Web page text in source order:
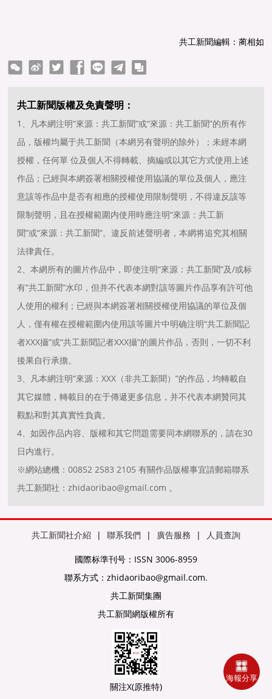
共工新聞編輯：蔺相如
linetelegram copy
共工新聞版權及免責聲明：
1、凡本網注明“來源：共工新聞”或“來源：共工新聞”的所有作
品，版權均屬于共工新聞（本網另有聲明的除外）；未經本網
授權，任何單 位及個人不得轉載、摘編或以其它方式使用上述
作品；已經與本網簽署相關授權使用協議的單位及個人，應注
意該等作品中是否有相應的授權使用限制聲明，不得違反該等
限制聲明，且在授權範圍内使用時應注明“來源：共工新
聞”或“來源：共工新聞”。違反前述聲明者，本網将追究其相關
法律責任。
2、本網所有的圖片作品中，即使注明“來源：共工新聞”及/或标
有“共工新聞”水印，但并不代表本網對該等圖片作品享有許可他
人使用的權利；已經與本網簽署相關授權使用協議的單位及個
人，僅有權在授權範圍内使用該等圖片中明确注明“共工新聞記
者XXX攝”或“共工新聞記者XXX攝”的圖片作品，否則，一切不利
後果自行承擔。
3、凡本網注明“來源：XXX（非共工新聞）”的作品，均轉載自
其它媒體，轉載目的在于傳遞更多信息，并不代表本網贊同其
觀點和對其真實性負責。
4、如因作品内容、版權和其它問題需要同本網聯系的，請在30
日内進行。
※網站總機：00852 2583 2105 有關作品版權事宜請郵箱聯系
共工新聞社：zhidaoribao@gmail.com 。
共工新聞社介紹 | 聯系我們 | 廣告服務 | 人員查詢
國際标準刊号：ISSN 3006-8959
聯系方式：zhidaoribao@gmail.com.
共工新聞集團
共工新聞網版權所有
關注X(原推特)
海報分享